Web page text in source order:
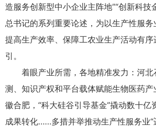
造服务创新型中小企业主阵地”“创新科
总书记的系列重要论述，为以生产性服务
提高生产效率、保障工农业生产活动有
引。
着眼产业所需，各地精准发力：河
测、知识产权和平台载体赋能生物医药
徽合肥，“科大硅谷引导基金”撬动数十亿
成果转化……多措并举推动生产性服务业“